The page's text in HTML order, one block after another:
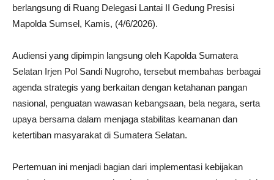
berlangsung di Ruang Delegasi Lantai II Gedung Presisi
Mapolda Sumsel, Kamis, (4/6/2026).
Audiensi yang dipimpin langsung oleh Kapolda Sumatera
Selatan Irjen Pol Sandi Nugroho, tersebut membahas berbagai
agenda strategis yang berkaitan dengan ketahanan pangan
nasional, penguatan wawasan kebangsaan, bela negara, serta
upaya bersama dalam menjaga stabilitas keamanan dan
ketertiban masyarakat di Sumatera Selatan.
Pertemuan ini menjadi bagian dari implementasi kebijakan